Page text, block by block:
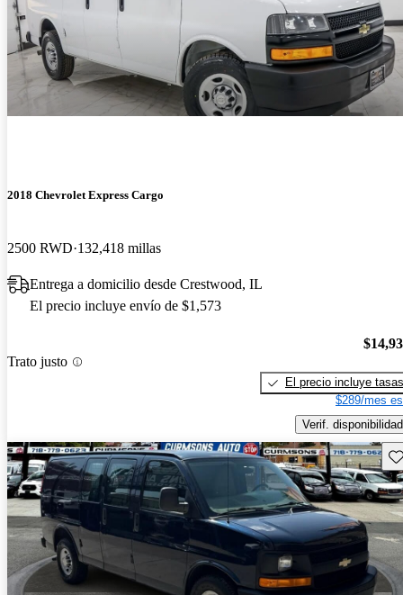
2018 Chevrolet Express Cargo
2500 RWD 132,418 millas
Entrega a domicilio desde Crestwood, IL
El precio incluye envío de $1,573
Trato justo
El precio incluye tasas
$289/mes
Verif. disponibilidad